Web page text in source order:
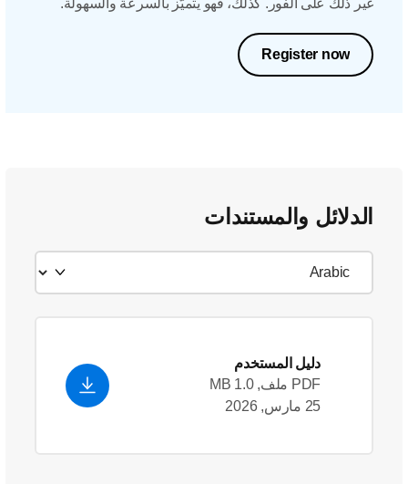
غير ذلك على الفور. كذلك، فهو يتميّز بالسرعة والسهولة.
Register now
الدلائل والمستندات
دليل المستخدم
PDF ملف, 1.0 MB
25 مارس, 2026